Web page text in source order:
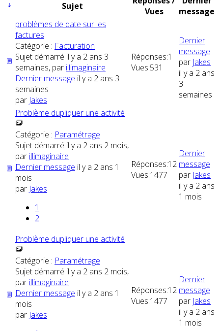
Sujet
Vues
message
problèmes de date sur les
factures
Catégorie : Facturation
Sujet démarré il y a 2 ans 3
semaines, par illimaginaire
Dernier message il y a 2 ans 3
semaines
par Jakes
Réponses:1
Vues:531
Dernier
message
par Jakes
il y a 2 ans
3
semaines
Problème dupliquer une activité
Catégorie : Paramétrage
Sujet démarré il y a 2 ans 2 mois,
par illimaginaire
Dernier message il y a 2 ans 1
mois
par Jakes
1
2
Réponses:12
Vues:1477
Dernier
message
par Jakes
il y a 2 ans
1 mois
Problème dupliquer une activité
Catégorie : Paramétrage
Sujet démarré il y a 2 ans 2 mois,
par illimaginaire
Dernier message il y a 2 ans 1
mois
par Jakes
Réponses:12
Vues:1477
Dernier
message
par Jakes
il y a 2 ans
1 mois